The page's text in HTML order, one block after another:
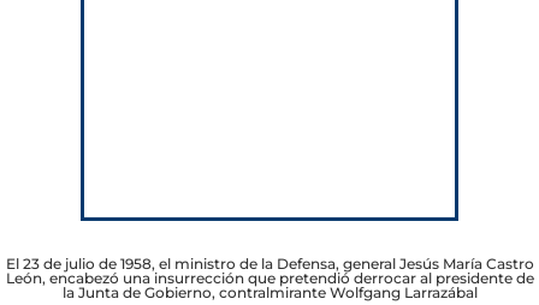
El 23 de julio de 1958, el ministro de la Defensa, general Jesús María Castro
León, encabezó una insurrección que pretendió derrocar al presidente de
la Junta de Gobierno, contralmirante Wolfgang Larrazábal